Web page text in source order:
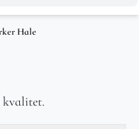
Hale
kvalitet.